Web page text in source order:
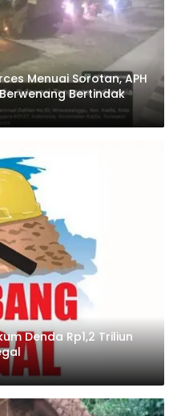
Menuai Sorotan, APH
Bertindak
Denda Rp1,2 Triliun